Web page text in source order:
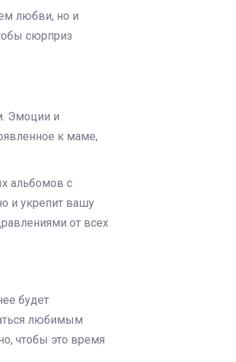
любви, но и
сюрприз
Эмоции и
к маме,
альбомов с
и укрепит вашу
от всех
будет
любимым
чтобы это время